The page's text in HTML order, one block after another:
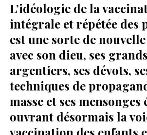
L’idéologie de la
intégrale et répétée des
est une sorte de
avec son dieu, ses
argentiers, ses dévots,
techniques de
masse et ses mensonges
ouvrant désormais la